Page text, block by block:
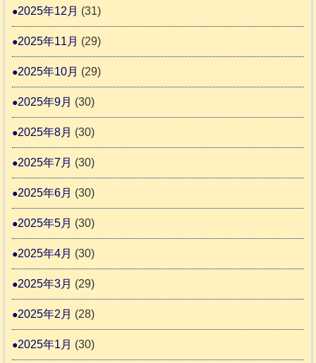
2025年12月 (31)
2025年11月 (29)
2025年10月 (29)
2025年9月 (30)
2025年8月 (30)
2025年7月 (30)
2025年6月 (30)
2025年5月 (30)
2025年4月 (30)
2025年3月 (29)
2025年2月 (28)
2025年1月 (30)